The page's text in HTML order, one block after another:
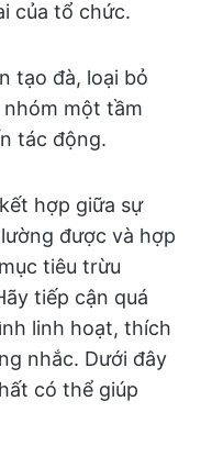
của tổ chức.
tạo đà, loại bỏ
một tầm
tác động.
hợp giữa sự
được và hợp
tiêu trừu
tiếp cận quá
linh hoạt, thích
nhắc. Dưới đây
có thể giúp